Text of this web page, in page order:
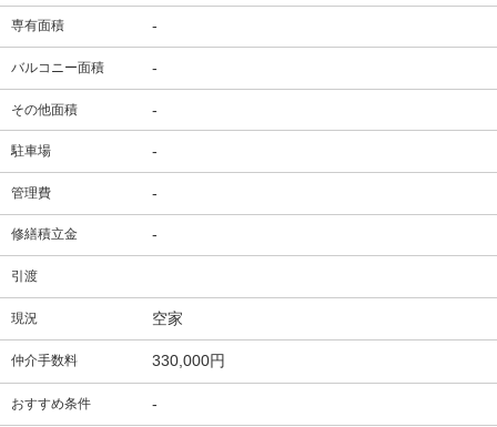
専有面積 -
バルコニー面積 -
その他面積 -
駐車場 -
管理費 -
修繕積立金 -
引渡
現況 空家
仲介手数料 330,000円
おすすめ条件 -